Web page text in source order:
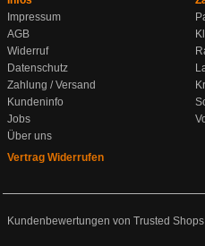
Impressum
AGB
Widerruf
Datenschutz
Zahlung / Versand
Kundeninfo
Jobs
Über uns
Vertrag Widerrufen
Kundenbewertungen von Trusted Shops